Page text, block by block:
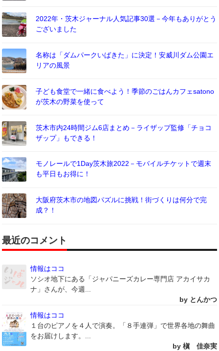
2022年・茨木ジャーナル人気記事30選－今年もありがとう
ございました
名称は「ダムパークいばきた」に決定！安威川ダム公園エ
リアの風景
子ども食堂で一緒に食べよう！季節のごはんカフェsatono
が茨木の野菜を使って
茨木市内24時間ジム6店まとめ－ライザップ監修「チョコ
ザップ」もできる！
モノレールで1Day茨木旅2022－モバイルチケットで週末
も平日もお得に！
大阪府茨木市の地図パズルに挑戦！街づくりは何分で完
成？！
最近のコメント
情報はココ
ソシオ地下にある「ジャパニーズカレー専門店 アカイサカ
ナ」さんが、今週...
by とんかつ
情報はココ
１台のピアノを４人で演奏。「８手連弾」で世界各地の舞曲
をお届けします。...
by 槇 佳奈実